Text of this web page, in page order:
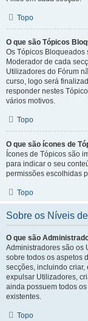
Topo
O que são Tópicos
Os Tópicos Bloqueados
Moderador de cada
Utilizadores do Fórum
curso, logo será
responder nestes
vários motivos.
Topo
O que são ícones de
Ícones de Tópicos são
para indicar o seu
permissões escolhidas
Topo
Sobre os Níveis
O que são
Administradores são os
sobre todos os aspetos
secções, incluindo
expulsar Utilizadores,
ainda possuem todos
existentes.
Topo